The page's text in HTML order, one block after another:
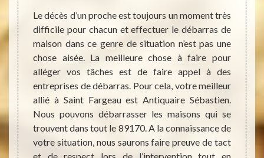
un
trop
de
Le décès d’un proche est toujours un moment très
difficile pour chacun et effectuer le débarras de
maison dans ce genre de situation n’est pas une
chose aisée. La meilleure chose à faire pour
alléger vos tâches est de faire appel à des
entreprises de débarras. Pour cela, votre meilleur
allié à Saint Fargeau est Antiquaire Sébastien.
Nous pouvons débarrasser les maisons qui se
trouvent dans tout le 89170. A la connaissance de
votre situation, nous saurons faire preuve de tact
bon
sise
prix
etc.